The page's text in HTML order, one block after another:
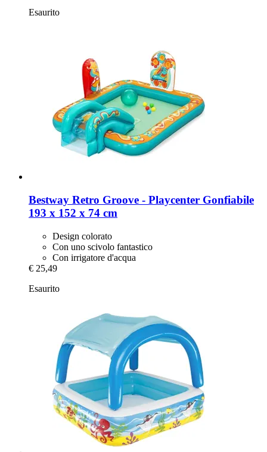
Esaurito
Bestway Retro Groove -​ Playcenter Gonfiabile
193 x 152 x 74 cm
Design colorato
Con uno scivolo fantastico
Con irrigatore d'acqua
€ 25,49
Esaurito